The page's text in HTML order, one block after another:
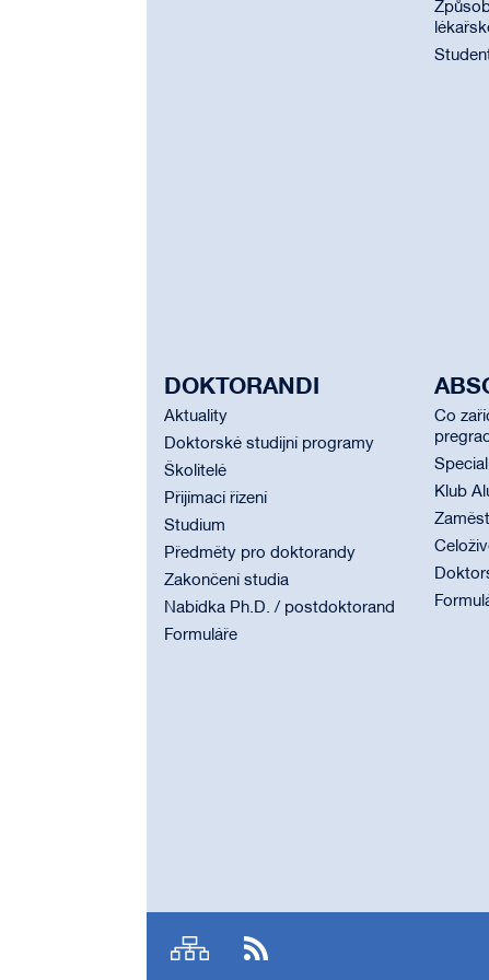
DOKTORANDI
Aktuality
Doktorské studijní programy
Školitelé
Přijímací řízení
Studium
Předměty pro doktorandy
Zakončení studia
Nabídka Ph.D. / postdoktorand
Formuláře
Co
Klub